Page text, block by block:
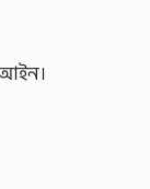
আইন।